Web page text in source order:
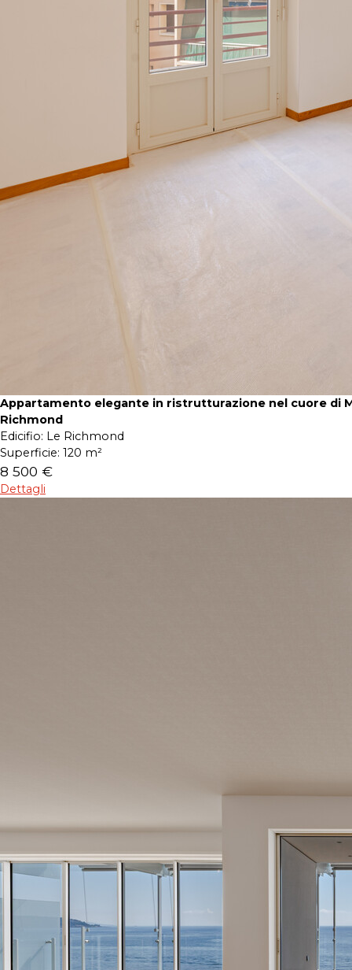
Appartamento elegante in ristrutturazione nel cuore di
Richmond
Edicifio: Le Richmond
Superficie: 120 m²
8 500 €
Dettagli